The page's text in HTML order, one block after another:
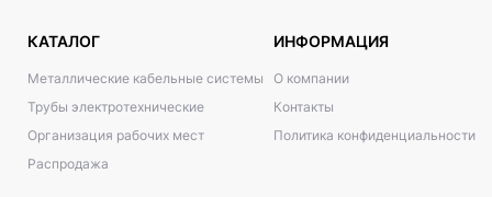
КАТАЛОГ
Металлические кабельные системы
Трубы электротехнические
Организация рабочих мест
Распродажа
ИНФОРМАЦИЯ
О компании
Контакты
Политика конфиденциальности